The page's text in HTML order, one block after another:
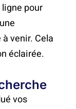
pour
venir. Cela
éclairée.
vos